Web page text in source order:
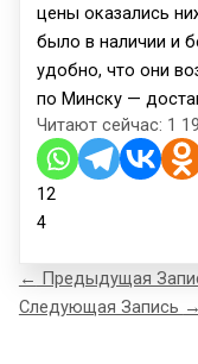
цены оказались
было в наличии и
удобно, что они
по Минску —
Читают сейчас: 1
12
4
← Предыдущая
Следующая Запись →